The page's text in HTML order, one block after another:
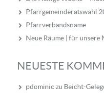
Pfarrgemeinderatswahl
Pfarrverbandsname
Neue Räume | für unsere
NEUESTE
pdominic zu Beicht-